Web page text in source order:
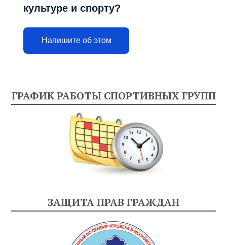
культуре и спорту?
Напишите об этом
ГРАФИК РАБОТЫ СПОРТИВНЫХ ГРУПП
ЗАЩИТА ПРАВ ГРАЖДАН